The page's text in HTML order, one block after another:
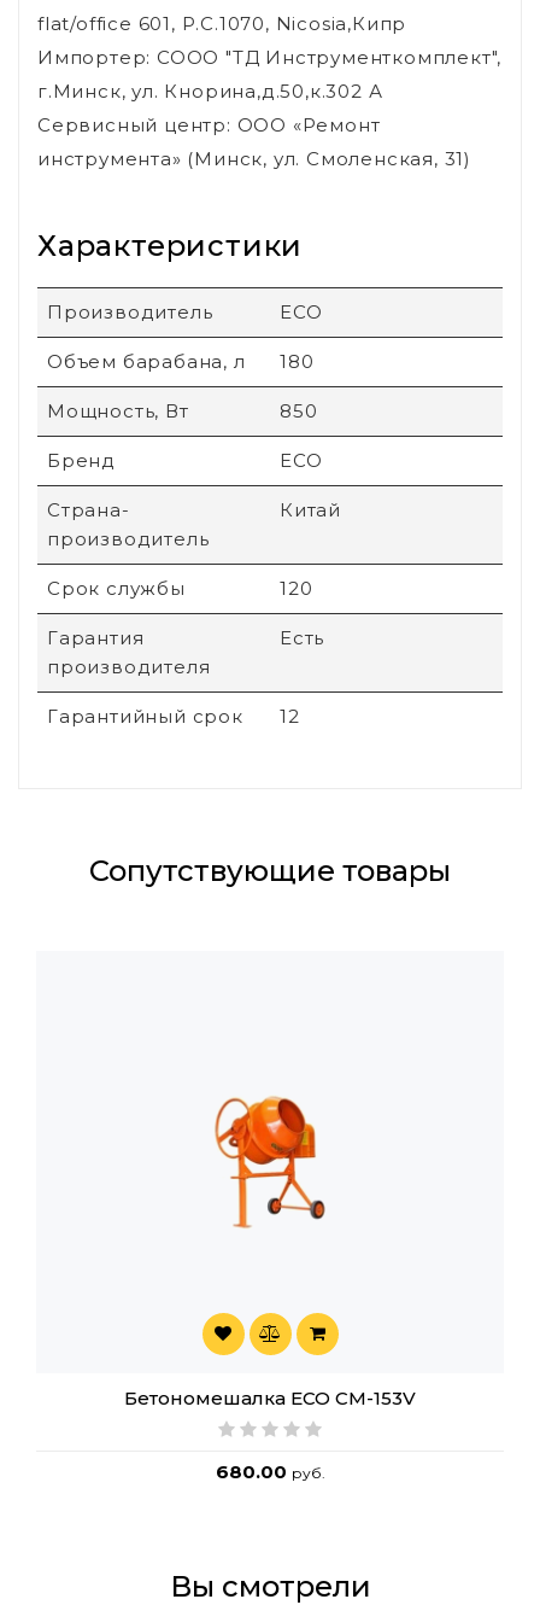
flat/office 601, P.C.1070, Nicosia,Кипр
Импортер: СООО "ТД Инструменткомплект",
г.Минск, ул. Кнорина,д.50,к.302 А
Сервисный центр: ООО «Ремонт
инструмента» (Минск, ул. Смоленская, 31)
Характеристики
Производитель ECO
Объем барабана, л 180
Мощность, Вт 850
Бренд ECO
Страна-
производитель
Китай
Срок службы 120
Гарантия
производителя
Есть
Гарантийный срок 12
Сопутствующие товары
Бетономешалка ECO CM-153V
680.00 руб.
Вы смотрели